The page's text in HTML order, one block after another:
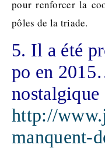
pour renforcer la
pôles de la triade.
5. Il a été
po en
nostalgique
http://
manquent-